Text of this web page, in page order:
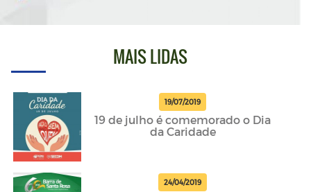
MAIS LIDAS
19/07/2019
19 de julho é comemorado o Dia
da Caridade
24/04/2019